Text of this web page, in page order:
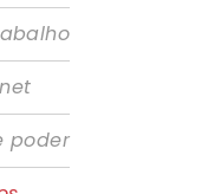
poder